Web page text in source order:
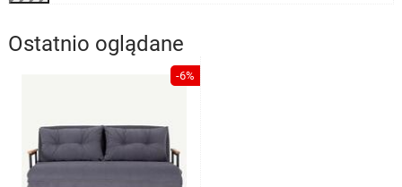
Ostatnio oglądane
-6%